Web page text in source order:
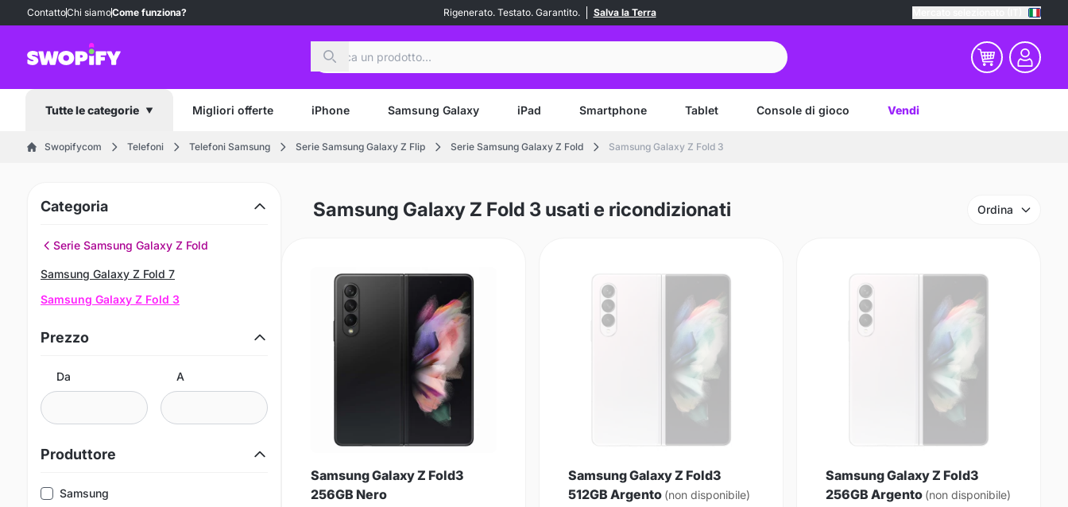
ContattoChi siamoCome funziona? Rigenerato. Testato. Garantito. Salva la Terra
Tutte le categorie Migliori offerte iPhone Samsung Galaxy iPad Smartphone Tablet Console di gioco Vendi
Swopifycom Telefoni Telefoni Samsung Serie Samsung Galaxy Z Flip Serie Samsung Galaxy Z Fold Samsung Galaxy Z Fold 3
Categoria
Serie Samsung Galaxy Z Fold
Samsung Galaxy Z Fold 7
Samsung Galaxy Z Fold 3
Prezzo
Da A
Produttore
Samsung
Samsung Galaxy Z Fold 3 usati e ricondizionati Ordina
Samsung Galaxy Z Fold3
256GB Nero
Samsung Galaxy Z Fold3
512GB Argento (non disponibile)
Samsung Galaxy Z Fold3
256GB Argento (non disponibile)